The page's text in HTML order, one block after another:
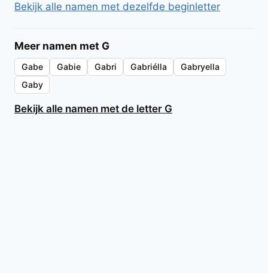
Bekijk alle namen met dezelfde beginletter
Meer namen met G
Gabe Gabie Gabri Gabriélla
Gabryella
Gaby
Bekijk alle namen met de letter G